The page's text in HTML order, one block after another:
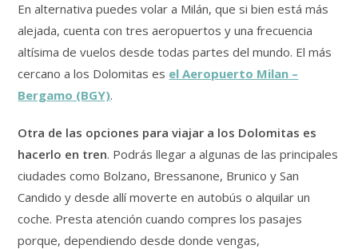
En alternativa puedes volar a Milán, que si bien está más
alejada, cuenta con tres aeropuertos y una frecuencia
altísima de vuelos desde todas partes del mundo. El más
cercano a los Dolomitas es el Aeropuerto Milan –
Bergamo (BGY).
Otra de las opciones para viajar a los Dolomitas es
hacerlo en tren. Podrás llegar a algunas de las principales
ciudades como Bolzano, Bressanone, Brunico y San
Candido y desde allí moverte en autobús o alquilar un
coche. Presta atención cuando compres los pasajes
porque, dependiendo desde donde vengas,